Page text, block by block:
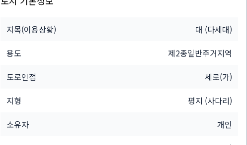
지목(이용상황) 대 (다세대)
용도
제2종일반주거지역
도로인접
세로(가)
지형
평지 (사다리)
소유자
개인